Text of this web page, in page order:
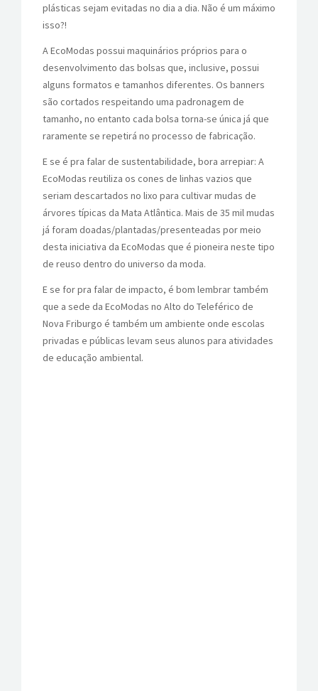
plásticas sejam evitadas no dia a dia. Não é um máximo
isso?!
A EcoModas possui maquinários próprios para o
desenvolvimento das bolsas que, inclusive, possui
alguns formatos e tamanhos diferentes. Os banners
são cortados respeitando uma padronagem de
tamanho, no entanto cada bolsa torna-se única já que
raramente se repetirá no processo de fabricação.
E se é pra falar de sustentabilidade, bora arrepiar: A
EcoModas reutiliza os cones de linhas vazios que
seriam descartados no lixo para cultivar mudas de
árvores típicas da Mata Atlântica. Mais de 35 mil mudas
já foram doadas/plantadas/presenteadas por meio
desta iniciativa da EcoModas que é pioneira neste tipo
de reuso dentro do universo da moda.
E se for pra falar de impacto, é bom lembrar também
que a sede da EcoModas no Alto do Teleférico de
Nova Friburgo é também um ambiente onde escolas
privadas e públicas levam seus alunos para atividades
de educação ambiental.